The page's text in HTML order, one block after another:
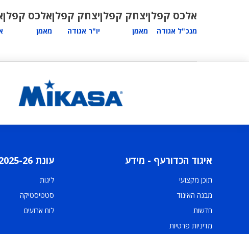
אלכס קפלן
מנכ"ל אגודה
יצחק קפלן
מאמן
יצחק קפלן
יו"ר אגודה
אלכס קפלן
מאמן
איגוד הכדורעף - מידע
תוכן מקצועי
מבנה האיגוד
חדשות
מדיניות פרטיות
עונת 2025-26
ליגות
סטטיסטיקה
לוח ארועים